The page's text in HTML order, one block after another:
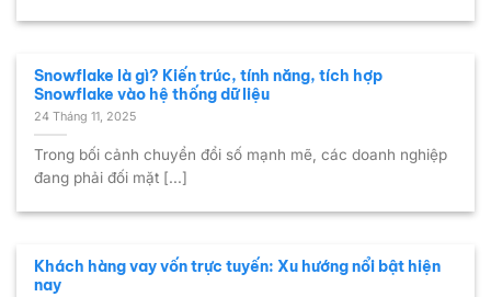
Snowflake là gì? Kiến ​​trúc, tính năng, tích hợp
Snowflake vào hệ thống dữ liệu
24 Tháng 11, 2025
Trong bối cảnh chuyển đổi số mạnh mẽ, các doanh nghiệp
đang phải đối mặt [...]
Khách hàng vay vốn trực tuyến: Xu hướng nổi bật hiện
nay